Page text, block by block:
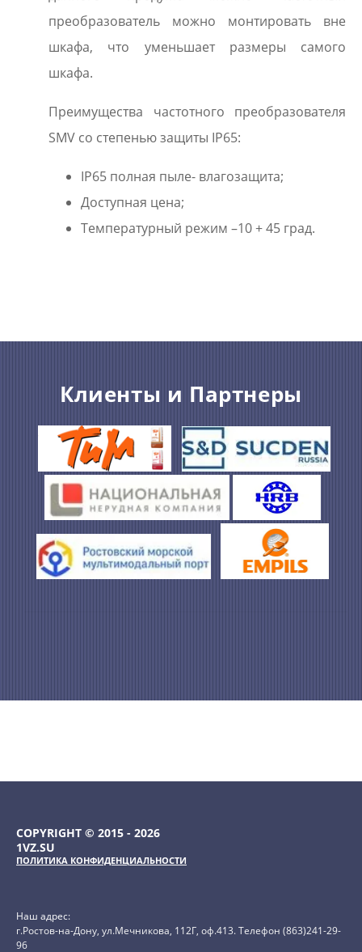
преобразователь можно монтировать вне
шкафа, что уменьшает размеры самого
шкафа.
Преимущества частотного преобразователя
SMV со степенью защиты IP65:
IP65 полная пыле- влагозащита;
Доступная цена;
Температурный режим –10 + 45 град.
Клиенты и Партнеры
COPYRIGHT © 2015 - 2026
1VZ.SU
ПОЛИТИКА КОНФИДЕНЦИАЛЬНОСТИ
Наш адрес:
г.Ростов-на-Дону, ул.Мечникова, 112Г, оф.413. Телефон (863)241-29-
96